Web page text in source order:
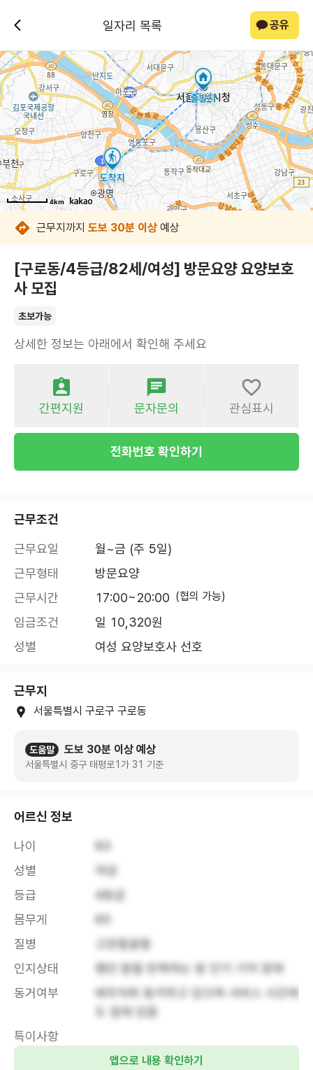
일자리 목록 공유
4km
4km
4km
4km
4km
4km
4km
4km
근무지까지 도보 30분 이상 예상
[구로동/4등급/82세/여성] 방문요양 요양보호
사 모집
초보가능
상세한 정보는 아래에서 확인해 주세요
간편지원 문자문의 관심표시
전화번호 확인하기
근무조건
근무요일
월~금 (주 5일)
근무형태
방문요양
근무시간
17:00~20:00 (협의 가능)
임금조건
일 10,320원
성별
여성 요양보호사 선호
근무지
서울특별시 구로구 구로동
도움말 도보 30분 이상 예상
서울특별시 중구 태평로1가 31 기준
어르신 정보
나이
83
성별
여성
등급
4등급
몸무게
65
질병
고관절골절
인지상태
했던 말을 반복하는 등 단기 기억 장애
동거여부
배우자와 동거하고 있으며 서비스 시간에
도 집에 있음
특이사항
앱으로 내용 확인하기